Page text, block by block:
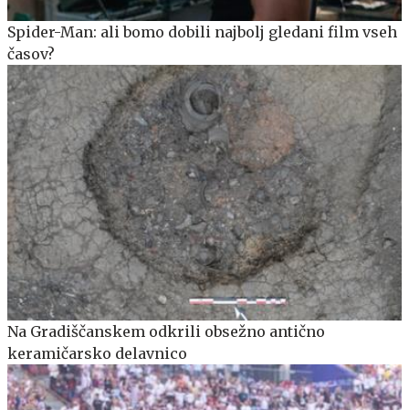
Spider-Man: ali bomo dobili najbolj gledani film vseh
časov?
Na Gradiščanskem odkrili obsežno antično
keramičarsko delavnico